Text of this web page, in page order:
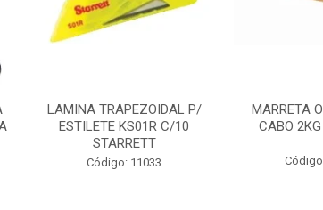
LAMINA TRAPEZOIDAL P/
ESTILETE KS01R C/10
STARRETT
Código: 11033
MARRETA
CABO